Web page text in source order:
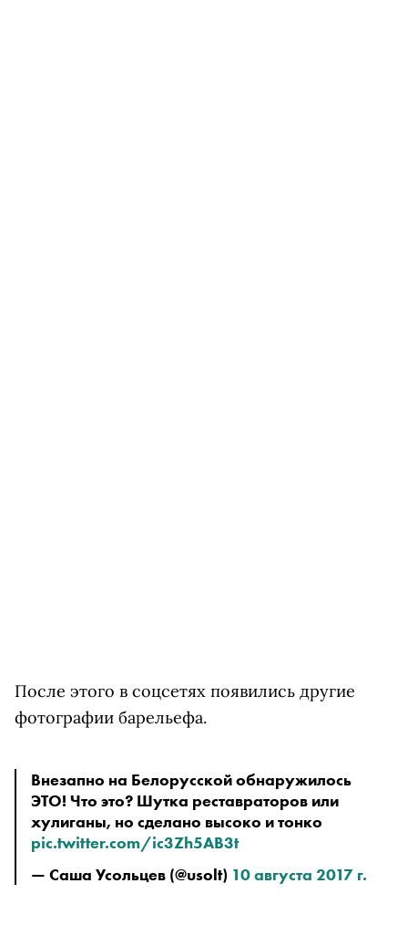
После этого в соцсетях появились другие
фотографии барельефа.
Внезапно на Белорусской обнаружилось
ЭТО! Что это? Шутка реставраторов или
pic.twitter.com/ic3Zh5AB3t
— Саша Усольцев (@usolt) 10 августа 2017 г.